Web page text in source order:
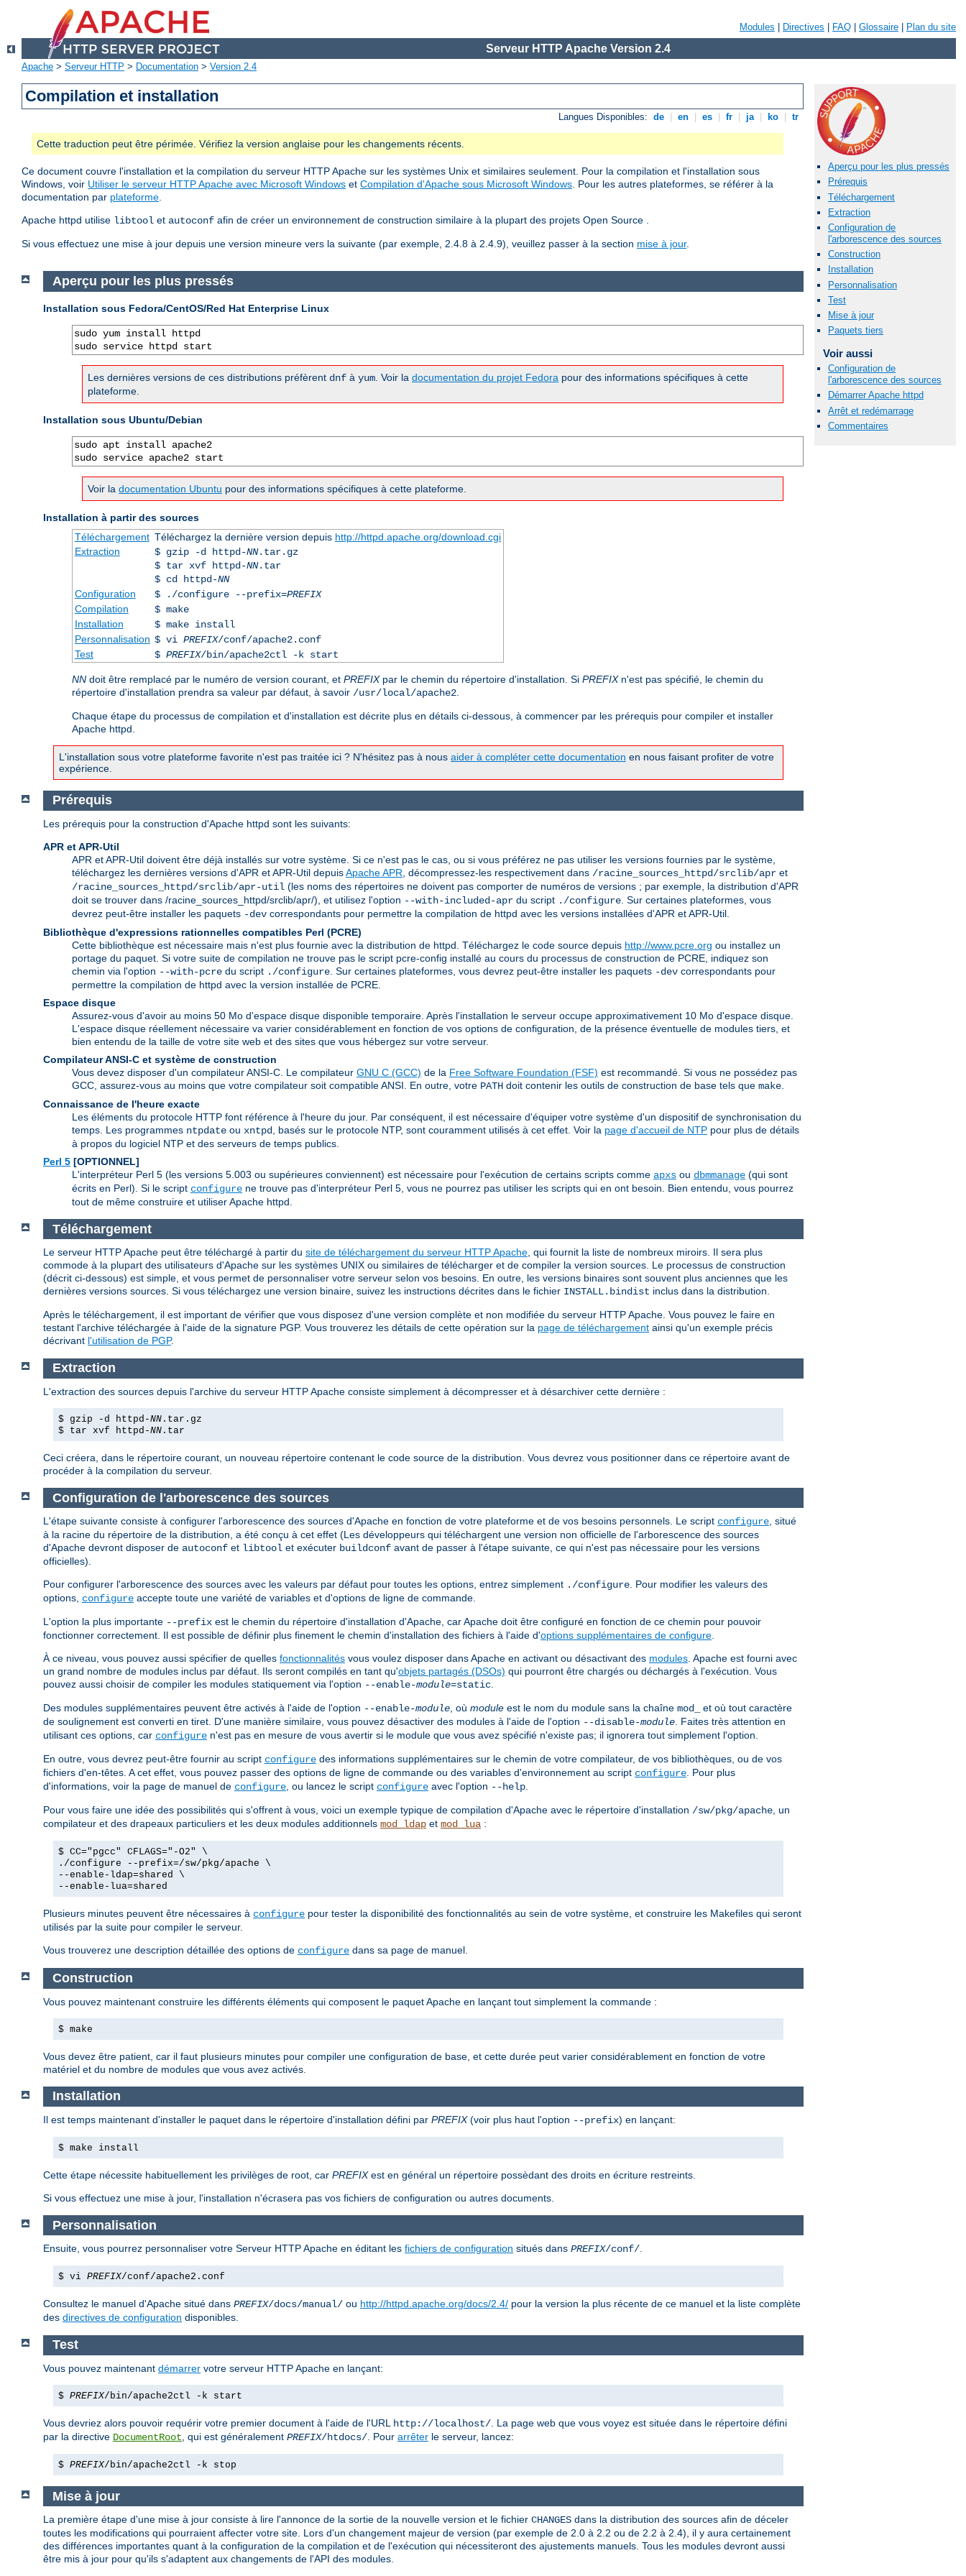
Modules Directives FAQ Glossaire Plan du site
Serveur HTTP Apache Version 2.4
Apache > Serveur HTTP > Documentation > Version 2.4
Compilation et installation
Langues Disponibles: de en es fr ja ko tr
Cette traduction peut être périmée. Vérifiez la version anglaise pour les changements récents.
Ce document couvre l'installation et la compilation du serveur HTTP Apache sur les systèmes Unix et similaires seulement. Pour la compilation et l'installation sous
Windows, voir Utiliser le serveur HTTP Apache avec Microsoft Windows et Compilation d'Apache sous Microsoft Windows. Pour les autres plateformes, se référer à la
documentation par plateforme.
Apache httpd utilise libtool et autoconf afin de créer un environnement de construction similaire à la plupart des projets Open Source .
Si vous effectuez une mise à jour depuis une version mineure vers la suivante (par exemple, 2.4.8 à 2.4.9), veuillez passer à la section mise à jour.
Aperçu pour les plus pressés
Prérequis
Téléchargement
Extraction
Configuration de
l'arborescence des sources
Construction
Installation
Personnalisation
Test
Mise à jour
Paquets tiers
Voir aussi
Configuration de
l'arborescence des sources
Démarrer Apache httpd
Arrêt et redémarrage
Commentaires
Aperçu pour les plus pressés
Installation sous Fedora/CentOS/Red Hat Enterprise Linux
sudo yum install httpd
sudo service httpd start
Les dernières versions de ces distributions préfèrent dnf à yum . Voir la documentation du projet Fedora pour des informations spécifiques à cette
plateforme.
Installation sous Ubuntu/Debian
sudo apt install apache2
sudo service apache2 start
Voir la documentation Ubuntu pour des informations spécifiques à cette plateforme.
Installation à partir des sources
Téléchargement Téléchargez la dernière version depuis http://httpd.apache.org/download.cgi
Extraction
$ gzip -d httpd-NN.tar.gz
$ tar xvf httpd-NN.tar
$ cd httpd-NN
Configuration
$ ./configure --prefix=PREFIX
Compilation
$ make
Installation
$ make install
Personnalisation $ vi PREFIX/conf/apache2.conf
Test
$ PREFIX/bin/apache2ctl -k start
NN doit être remplacé par le numéro de version courant, et PREFIXpar le chemin du répertoire d'installation. Si PREFIXn'est pas spécifié, le chemin du
répertoire d'installation prendra sa valeur par défaut, à savoir /usr/local/apache2
Chaque étape du processus de compilation et d'installation est décrite plus en détails ci-dessous, à commencer par les prérequis pour compiler et installer
Apache httpd.
L'installation sous votre plateforme favorite n'est pas traitée ici ? N'hésitez pas à nous aider à compléter cette documentation en nous faisant profiter de votre
expérience.
Prérequis
Les prérequis pour la construction d'Apache httpd sont les suivants:
APR et APR-Util
APR et APR-Util doivent être déjà installés sur votre système. Si ce n'est pas le cas, ou si vous préférez ne pas utiliser les versions fournies par le système,
téléchargez les dernières versions d'APR et APR-Util depuisApache APR , décompressez-les respectivement dans /racine_sources_httpd/srclib/apr et
/racine_sources_httpd/srclib/apr-util (les noms des répertoires ne doivent pas comporter de numéros de versions ; par exemple, la distribution d'APR
doit se trouver dans /racine_sources_httpd/srclib/apr/), et utilisez l'option --with-included-apr du script ./configure . Sur certaines plateformes, vous
devrez peut-être installer les paquets -dev correspondants pour permettre la compilation de httpd avec les versions installées d'APR et APR-Util.
Bibliothèque d'expressions rationnelles compatibles Perl (PCRE)
Cette bibliothèque est nécessaire mais n'est plus fournie avec la distribution de httpd. Téléchargez le code source depuis http://www.pcre.org ou installez un
portage du paquet. Si votre suite de compilation ne trouve pas le script pcre-config installé au cours du processus de construction de PCRE, indiquez son
chemin via l'option --with-pcre du script ./configure . Sur certaines plateformes, vous devrez peut-être installer les paquets -dev correspondants pour
permettre la compilation de httpd avec la version installée de PCRE.
Espace disque
Assurez-vous d'avoir au moins 50 Mo d'espace disque disponible temporaire. Après l'installation le serveur occupe approximativement 10 Mo d'espace disque.
L'espace disque réellement nécessaire va varier considérablement en fonction de vos options de configuration, de la présence éventuelle de modules tiers, et
bien entendu de la taille de votre site web et des sites que vous hébergez sur votre serveur.
Compilateur ANSI-C et système de construction
Vous devez disposer d'un compilateur ANSI-C. Le compilateur GNU C (GCC) de la Free Software Foundation (FSF) est recommandé. Si vous ne possédez pas
GCC, assurez-vous au moins que votre compilateur soit compatible ANSI. En outre, votre PATH doit contenir les outils de construction de base tels que make
Connaissance de l'heure exacte
Les éléments du protocole HTTP font référence à l'heure du jour. Par conséquent, il est nécessaire d'équiper votre système d'un dispositif de synchronisation du
temps. Les programmes ntpdate ou xntpd , basés sur le protocole NTP, sont couramment utilisés à cet effet. Voir la page d'accueil de NTP pour plus de détails
à propos du logiciel NTP et des serveurs de temps publics.
Perl 5 [OPTIONNEL]
L'interpréteur Perl 5 (les versions 5.003 ou supérieures conviennent) est nécessaire pour l'exécution de certains scripts comme apxs ou dbmmanage (qui sont
écrits en Perl). Si le script configure ne trouve pas d'interpréteur Perl 5, vous ne pourrez pas utiliser les scripts qui en ont besoin. Bien entendu, vous pourrez
tout de même construire et utiliser Apache httpd.
Téléchargement
Le serveur HTTP Apache peut être téléchargé à partir du site de téléchargement du serveur HTTP Apache, qui fournit la liste de nombreux miroirs. Il sera plus
commode à la plupart des utilisateurs d'Apache sur les systèmes UNIX ou similaires de télécharger et de compiler la version sources. Le processus de construction
(décrit ci-dessous) est simple, et vous permet de personnaliser votre serveur selon vos besoins. En outre, les versions binaires sont souvent plus anciennes que les
dernières versions sources. Si vous téléchargez une version binaire, suivez les instructions décrites dans le fichier INSTALL.bindist inclus dans la distribution.
Après le téléchargement, il est important de vérifier que vous disposez d'une version complète et non modifiée du serveur HTTP Apache. Vous pouvez le faire en
testant l'archive téléchargée à l'aide de la signature PGP. Vous trouverez les détails de cette opération sur la page de téléchargement ainsi qu'un exemple précis
décrivant l'utilisation de PGP.
Extraction
L'extraction des sources depuis l'archive du serveur HTTP Apache consiste simplement à décompresser et à désarchiver cette dernière :
$ gzip -d httpd-NN .tar.gz
$ tar xvf httpd-NN .tar
Ceci créera, dans le répertoire courant, un nouveau répertoire contenant le code source de la distribution. Vous devrez vous positionner dans ce répertoire avant de
procéder à la compilation du serveur.
Configuration de l'arborescence des sources
L'étape suivante consiste à configurer l'arborescence des sources d'Apache en fonction de votre plateforme et de vos besoins personnels. Le script configure, situé
à la racine du répertoire de la distribution, a été conçu à cet effet (Les développeurs qui téléchargent une version non officielle de l'arborescence des sources
d'Apache devront disposer de autoconf et libtool et exécuter buildconf avant de passer à l'étape suivante, ce qui n'est pas nécessaire pour les versions
officielles).
Pour configurer l'arborescence des sources avec les valeurs par défaut pour toutes les options, entrez simplement ./configure. Pour modifier les valeurs des
options, configure accepte toute une variété de variables et d'options de ligne de commande.
L'option la plus importante --prefix est le chemin du répertoire d'installation d'Apache, car Apache doit être configuré en fonction de ce chemin pour pouvoir
fonctionner correctement. Il est possible de définir plus finement le chemin d'installation des fichiers à l'aide d'options supplémentaires de configure.
À ce niveau, vous pouvez aussi spécifier de quelles fonctionnalités vous voulez disposer dans Apache en activant ou désactivant des modules. Apache est fourni avec
un grand nombre de modules inclus par défaut. Ils seront compilés en tant qu'objets partagés (DSOs) qui pourront être chargés ou déchargés à l'exécution. Vous
pouvez aussi choisir de compiler les modules statiquement via l'option --enable-module=static.
Des modules supplémentaires peuvent être activés à l'aide de l'option --enable-module, où module est le nom du module sans la chaîne mod_
et où tout caractère
de soulignement est converti en tiret. D'une manière similaire, vous pouvez désactiver des modules à l'aide de l'option --disable-module. Faites très attention en
utilisant ces options, car configure n'est pas en mesure de vous avertir si le module que vous avez spécifié n'existe pas; il ignorera tout simplement l'option.
En outre, vous devrez peut-être fournir au script configure des informations supplémentaires sur le chemin de votre compilateur, de vos bibliothèques, ou de vos
fichiers d'en-têtes. A cet effet, vous pouvez passer des options de ligne de commande ou des variables d'environnement au script configure. Pour plus
d'informations, voir la page de manuel de configure, ou lancez le script configure avec l'option --help.
Pour vous faire une idée des possibilités qui s'offrent à vous, voici un exemple typique de compilation d'Apache avec le répertoire d'installation /sw/pkg/apache, un
compilateur et des drapeaux particuliers et les deux modules additionnels mod_ldap et mod_lua :
$ CC="pgcc" CFLAGS="-O2" \
./configure --prefix=/sw/pkg/apache \
--enable-ldap=shared \
--enable-lua=shared
Plusieurs minutes peuvent être nécessaires à configure pour tester la disponibilité des fonctionnalités au sein de votre système, et construire les Makefiles qui seront
utilisés par la suite pour compiler le serveur.
Vous trouverez une description détaillée des options de configure dans sa page de manuel.
Construction
Vous pouvez maintenant construire les différents éléments qui composent le paquet Apache en lançant tout simplement la commande :
$ make
Vous devez être patient, car il faut plusieurs minutes pour compiler une configuration de base, et cette durée peut varier considérablement en fonction de votre
matériel et du nombre de modules que vous avez activés.
Installation
Il est temps maintenant d'installer le paquet dans le répertoire d'installation défini par PREFIX(voir plus haut l'option --prefix) en lançant:
$ make install
Cette étape nécessite habituellement les privilèges de root, car PREFIXest en général un répertoire possèdant des droits en écriture restreints.
Si vous effectuez une mise à jour, l'installation n'écrasera pas vos fichiers de configuration ou autres documents.
Personnalisation
Ensuite, vous pourrez personnaliser votre Serveur HTTP Apache en éditant les fichiers de configuration situés dans PREFIX/conf/.
$ vi PREFIX/conf/apache2.conf
Consultez le manuel d'Apache situé dans PREFIX/docs/manual/ ou http://httpd.apache.org/docs/2.4/ pour la version la plus récente de ce manuel et la liste complète
des directives de configuration disponibles.
Test
Vous pouvez maintenant démarrer votre serveur HTTP Apache en lançant:
$ PREFIX/bin/apache2ctl -k start
Vous devriez alors pouvoir requérir votre premier document à l'aide de l'URL http://localhost/ . La page web que vous voyez est située dans le répertoire défini
par la directive DocumentRoot , qui est généralement PREFIX/htdocs/ . Pour arrêter le serveur, lancez:
$ PREFIX/bin/apache2ctl -k stop
Mise à jour
La première étape d'une mise à jour consiste à lire l'annonce de la sortie de la nouvelle version et le fichier CHANGES dans la distribution des sources afin de déceler
toutes les modifications qui pourraient affecter votre site. Lors d'un changement majeur de version (par exemple de 2.0 à 2.2 ou de 2.2 à 2.4), il y aura certainement
des différences importantes quant à la configuration de la compilation et de l'exécution qui nécessiteront des ajustements manuels. Tous les modules devront aussi
être mis à jour pour qu'ils s'adaptent aux changements de l'API des modules.